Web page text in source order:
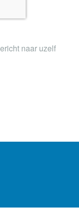
naar uzelf